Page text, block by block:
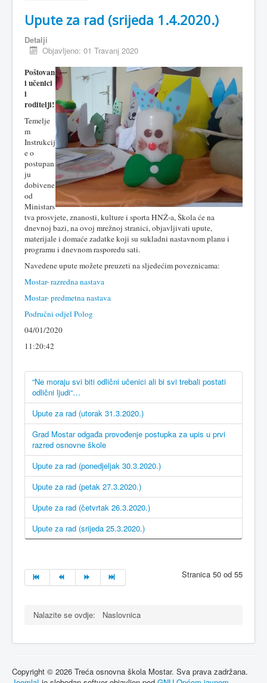
Upute za rad (srijeda 1.4.2020.)
Detalji
Objavljeno: 01 Travanj 2020
Poštovan
i učenici
i
roditelji!
Temelje
m
Instrukcij
e o
postupan
ju
dobivene
od
Ministars
tva prosvjete, znanosti, kulture i sporta HNŽ-a, Škola će na
dnevnoj bazi, na ovoj mrežnoj stranici, objavljivati upute,
materijale i domaće zadatke koji su sukladni nastavnom planu i
programu i dnevnom rasporedu sati.
Navedene upute možete preuzeti na sljedećim poveznicama:
Mostar- razredna nastava
Mostar- predmetna nastava
Područni odjel Polog
04/01/2020
11:20:42
“Ne moraju svi biti odlični učenici ali bi svi trebali postati
odlični ljudi“…
Upute za rad (utorak 31.3.2020.)
Grad Mostar odgađa provođenje postupka za upis u prvi
razred osnovne škole
Upute za rad (ponedjeljak 30.3.2020.)
Upute za rad (petak 27.3.2020.)
Upute za rad (četvrtak 26.3.2020.)
Upute za rad (srijeda 25.3.2020.)
Stranica 50 od 55
Nalazite se ovdje: Naslovnica
Copyright © 2026 Treća osnovna škola Mostar. Sva prava zadržana.